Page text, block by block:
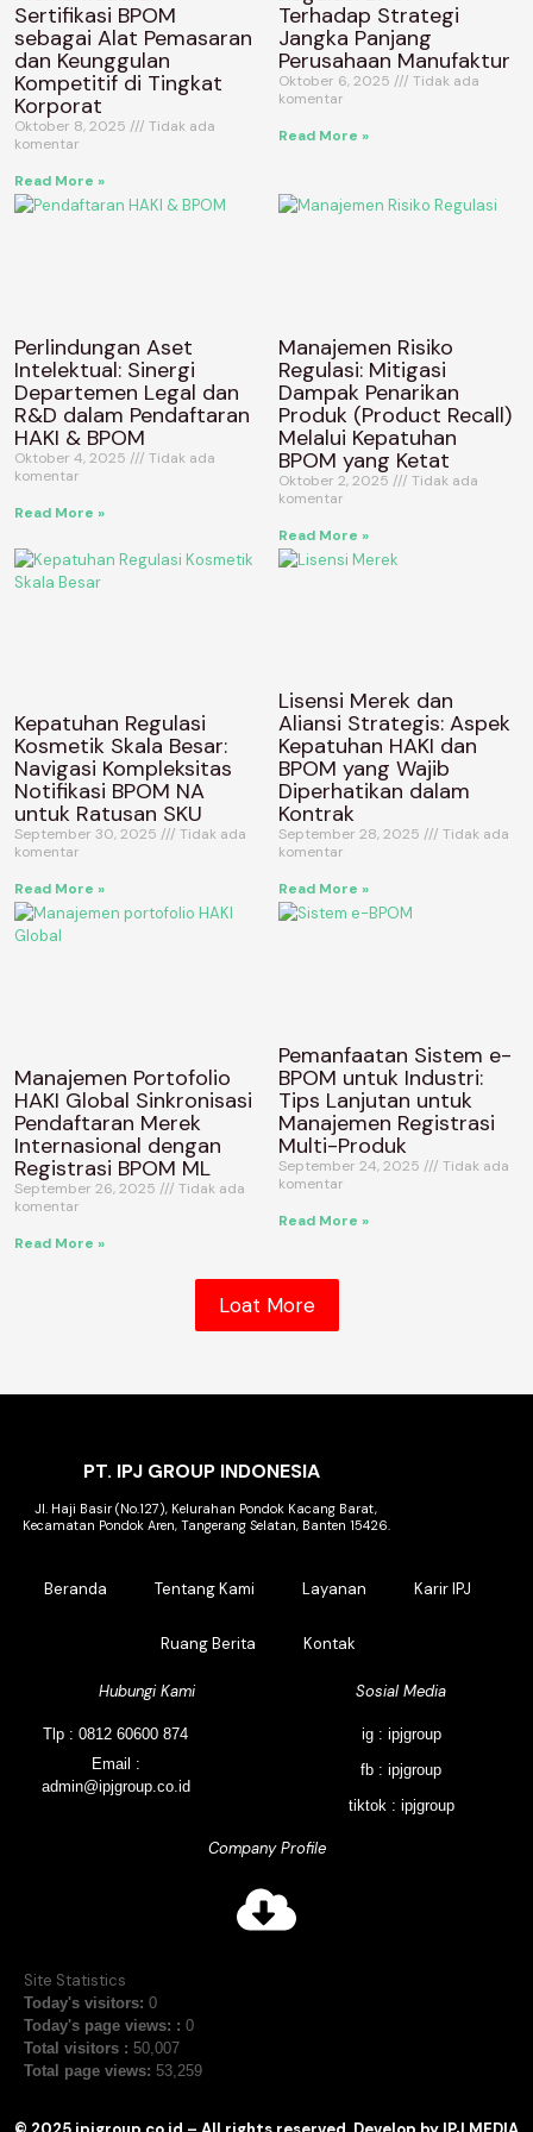
Sertifikasi BPOM
sebagai Alat Pemasaran
dan Keunggulan
Kompetitif di Tingkat
Korporat
Oktober 8, 2025
Tidak ada
komentar
Read More »
Terhadap Strategi
Jangka Panjang
Perusahaan Manufaktur
Oktober 6, 2025
Tidak ada
komentar
Read More »
Perlindungan Aset
Intelektual: Sinergi
Departemen Legal dan
R&D dalam Pendaftaran
HAKI & BPOM
Oktober 4, 2025
Tidak ada
komentar
Read More »
Manajemen Risiko
Regulasi: Mitigasi
Dampak Penarikan
Produk (Product Recall)
Melalui Kepatuhan
BPOM yang Ketat
Oktober 2, 2025
Tidak ada
komentar
Read More »
Kepatuhan Regulasi
Kosmetik Skala Besar:
Navigasi Kompleksitas
Notifikasi BPOM NA
untuk Ratusan SKU
September 30, 2025
Tidak ada
komentar
Read More »
Lisensi Merek dan
Aliansi Strategis: Aspek
Kepatuhan HAKI dan
BPOM yang Wajib
Diperhatikan dalam
Kontrak
September 28, 2025
Tidak ada
komentar
Read More »
Manajemen Portofolio
HAKI Global Sinkronisasi
Pendaftaran Merek
Internasional dengan
Registrasi BPOM ML
September 26, 2025
Tidak ada
komentar
Read More »
Pemanfaatan Sistem e-
BPOM untuk Industri:
Tips Lanjutan untuk
Manajemen Registrasi
Multi-Produk
September 24, 2025
Tidak ada
komentar
Read More »
Loat More
PT. IPJ GROUP INDONESIA
Jl. Haji Basir (No.127), Kelurahan Pondok Kacang Barat,
Kecamatan Pondok Aren, Tangerang Selatan, Banten 15426.
Beranda Tentang Kami Layanan Karir IPJ
Ruang Berita Kontak
Hubungi Kami
Tlp : 0812 60600 874
Email :
admin@ipjgroup.co.id
Sosial Media
ig : ipjgroup
fb : ipjgroup
tiktok : ipjgroup
Company Profile
Site Statistics
Today's visitors: 0
Today's page views: : 0
Total visitors : 50,007
Total page views: 53,259